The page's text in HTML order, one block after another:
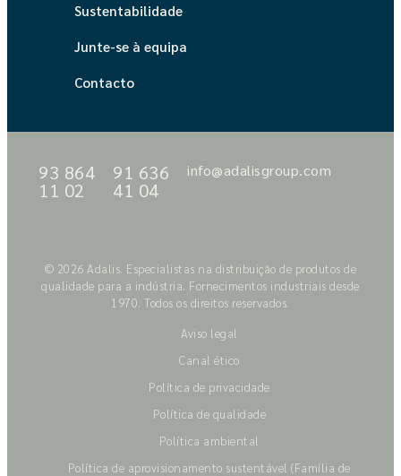
Sustentabilidade
Junte-se à equipa
Contacto
93 864
11 02
91 636
41 04
info@adalisgroup.com
© 2026 Adalis. Especialistas na distribuição de produtos de
qualidade para a indústria. Fornecimentos industriais desde
1970. Todos os direitos reservados.
Aviso legal
Canal ético
Política de privacidade
Política de qualidade
Política ambiental
Política de aprovisionamento sustentável (Família de